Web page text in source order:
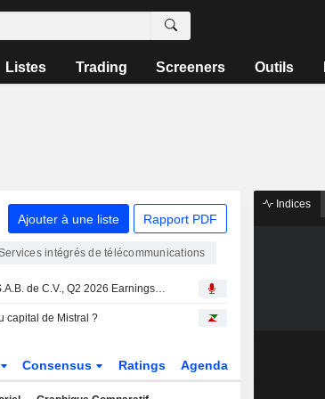
Listes Trading Screeners Outils
Ajouter à une liste Rapport PDF
intégrés de télécommunications
Transcript : América Móvil, S.A.B. de C.V., Q2 2026 Earnings Call, Jul 22, 2026
capital de Mistral ?
Consensus Ratings Agenda
Indices